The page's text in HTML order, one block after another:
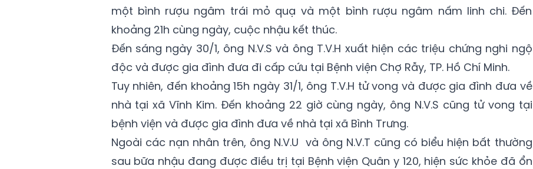
một bình rượu ngâm trái mỏ quạ và một bình rượu ngâm nấm linh chi. Đến
khoảng 21h cùng ngày, cuộc nhậu kết thúc.
Đến sáng ngày 30/1, ông N.V.S và ông T.V.H xuất hiện các triệu chứng nghi ngộ
độc và được gia đình đưa đi cấp cứu tại Bệnh viện Chợ Rẫy, TP. Hồ Chí Minh.
Tuy nhiên, đến khoảng 15h ngày 31/1, ông T.V.H tử vong và được gia đình đưa về
nhà tại xã Vĩnh Kim. Đến khoảng 22 giờ cùng ngày, ông N.V.S cũng tử vong tại
bệnh viện và được gia đình đưa về nhà tại xã Bình Trưng.
Ngoài các nạn nhân trên, ông N.V.U và ông N.V.T cũng có biểu hiện bất thường
sau bữa nhậu đang được điều trị tại Bệnh viện Quân y 120, hiện sức khỏe đã ổn